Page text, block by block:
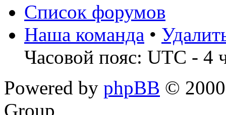
Список форумов
Наша команда •
Часовой пояс: UTC - 4
Powered by phpBB ©
Group